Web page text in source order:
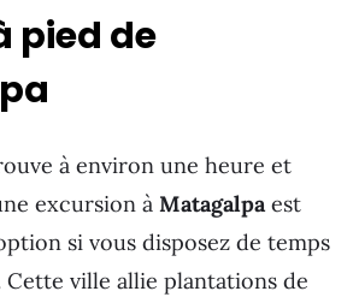
pied de
à environ une heure et
excursion à Matagalpaest
si vous disposez de temps
Cette ville allie plantations de